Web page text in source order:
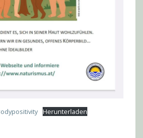
Herunterladen